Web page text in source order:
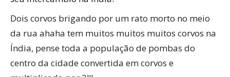
Dois corvos brigando por um rato morto no meio
da rua ahaha tem muitos muitos muitos corvos na
Índia, pense toda a população de pombas do
centro da cidade convertida em corvos e